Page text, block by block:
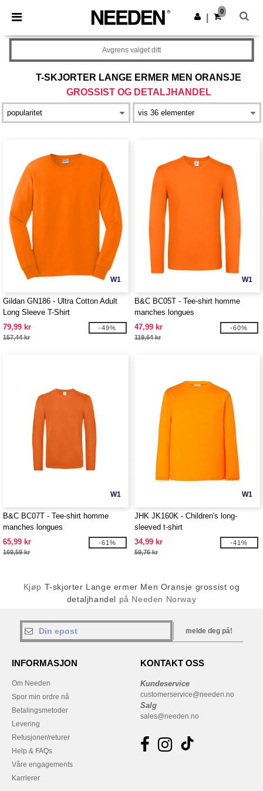
× Needen-app
Bedre priser i appen!
Last ned app
0
T-SKJORTER LANGE ERMER MEN ORANSJE
GROSSIST OG DETALJHANDEL
Avgrens valget ditt
W1
Gildan GN186 - Ultra Cotton Adult
Long Sleeve T-Shirt
79,99 kr
157,44 kr
-49%
W1
B&C BC05T - Tee-shirt homme
manches longues
47,99 kr
119,64 kr
-60%
W1
B&C BC07T - Tee-shirt homme
manches longues
65,99 kr
169,59 kr
-61%
W1
JHK JK160K - Children's long-
sleeved t-shirt
34,99 kr
59,76 kr
-41%
Kjøp T-skjorter Lange ermer Men Oransje grossist og
detaljhandel på Needen Norway
melde deg på!
INFORMASJON
Om Needen
Spor min ordre nå
Betalingsmetoder
Levering
Refusjoner/returer
Help & FAQs
Våre engagements
Karrierer
KONTAKT OSS
Kundeservice
customerservice@needen.no
Salg
sales@needen.no